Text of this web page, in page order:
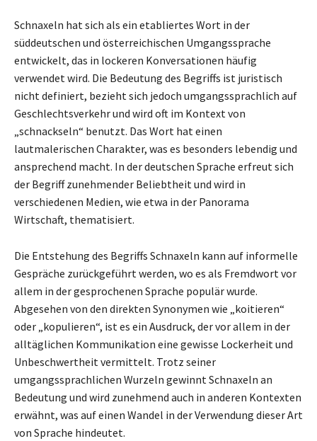
Schnaxeln hat sich als ein etabliertes Wort in der
süddeutschen und österreichischen Umgangssprache
entwickelt, das in lockeren Konversationen häufig
verwendet wird. Die Bedeutung des Begriffs ist juristisch
nicht definiert, bezieht sich jedoch umgangssprachlich auf
Geschlechtsverkehr und wird oft im Kontext von
„schnackseln“ benutzt. Das Wort hat einen
lautmalerischen Charakter, was es besonders lebendig und
ansprechend macht. In der deutschen Sprache erfreut sich
der Begriff zunehmender Beliebtheit und wird in
verschiedenen Medien, wie etwa in der Panorama
Wirtschaft, thematisiert.
Die Entstehung des Begriffs Schnaxeln kann auf informelle
Gespräche zurückgeführt werden, wo es als Fremdwort vor
allem in der gesprochenen Sprache populär wurde.
Abgesehen von den direkten Synonymen wie „koitieren“
oder „kopulieren“, ist es ein Ausdruck, der vor allem in der
alltäglichen Kommunikation eine gewisse Lockerheit und
Unbeschwertheit vermittelt. Trotz seiner
umgangssprachlichen Wurzeln gewinnt Schnaxeln an
Bedeutung und wird zunehmend auch in anderen Kontexten
erwähnt, was auf einen Wandel in der Verwendung dieser Art
von Sprache hindeutet.